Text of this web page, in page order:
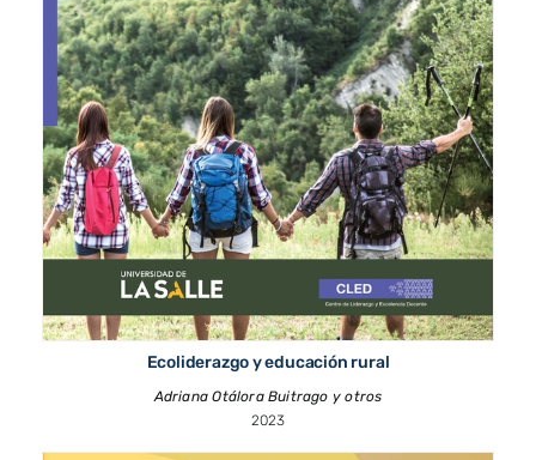
Ecoliderazgo y educación rural
Adriana Otálora Buitrago y otros
2023